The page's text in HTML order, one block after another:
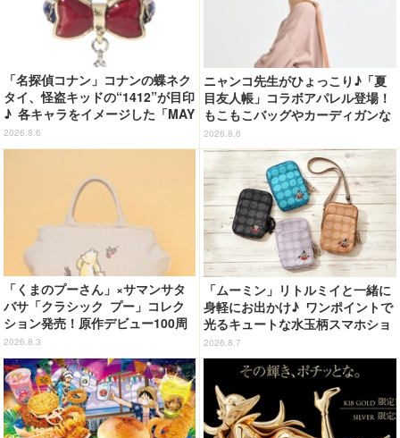
「名探偵コナン」コナンの蝶ネク
タイ、怪盗キッドの“1412”が目印
♪ 各キャラをイメージした「MAY
LA」リングセットがセール中
2026.8.6
ニャンコ先生がひょっこり♪「夏
目友人帳」コラボアパレル登場！
もこもこバッグやカーディガンな
ど全8型
2026.8.6
「くまのプーさん」×サマンサタ
バサ「クラシック プー」コレク
ション発売！原作デビュー100周
年記念でハンドバッグや財布など
全6種が登場
2026.8.3
「ムーミン」リトルミイと一緒に
身軽にお出かけ♪ ワンポイントで
光るキュートな水玉柄スマホショ
ルダーが新登場！
2026.8.7